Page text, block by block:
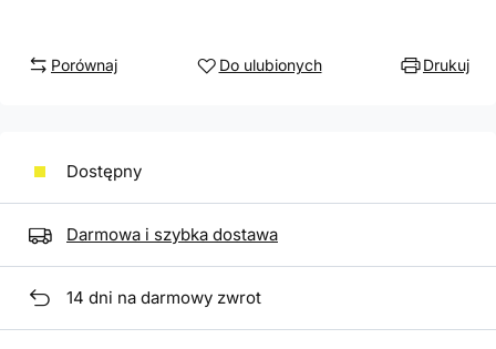
Porównaj Do ulubionych Drukuj
Dostępny
Darmowa i szybka dostawa
14 dni na darmowy zwrot